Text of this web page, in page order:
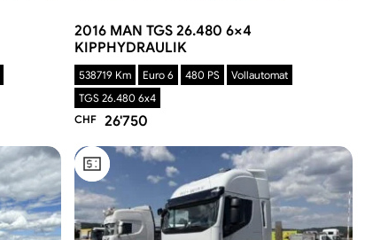
2016 MAN TGS 26.480 6×4
KIPPHYDRAULIK
538719 Km Euro 6 480 PS
Vollautomat
TGS 26.480 6x4
CHF 26'750